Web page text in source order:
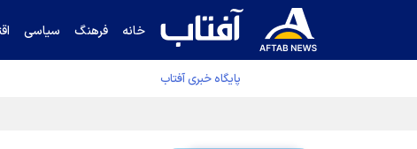
خانه فرهنگ سیاسی
پایگاه خبری آفتاب